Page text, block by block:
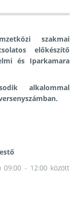
szakmai
előkészítő
és Iparkamara
alkalommal
09:00 - 12:00 között